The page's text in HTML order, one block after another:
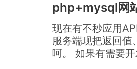
php+mysql网
现在有不秒应用
服务端现把返回
呵。 如果有需要